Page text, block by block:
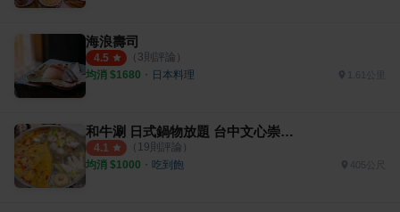
海浪壽司
4.5 （ 3則評論）
均消 $1680 ・ 日本料理
和牛涮 日式鍋物放題 台中文心崇德店
4.1 （ 19則評論）
均消 $1000 ・ 吃到飽 405公尺